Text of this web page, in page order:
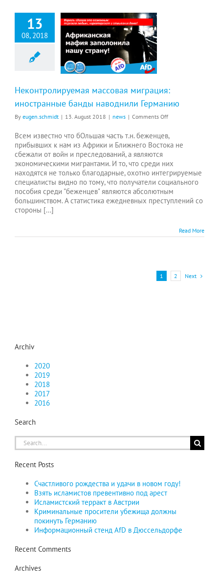
13
08, 2018
Неконтролируемая массовая миграция:
иностранные банды наводнили Германию
By eugen.schmidt | 13. August 2018 | news | Comments Offon
массовая
миграция:
наводнили
Германию
Всем известно что бОльшая часть т.н. беженцев,
прибывших к нам из Африки и Ближнего Востока не
сбежали от войн и преследований, а являются
экономическими мигрантами. И то, что среди них
находятся не только благодарные, охотно интегрируемые
специалисты видно по тому, что получатели социального
пособия среди "беженцев" являются абсолютным
большинством. A cтатистика ежедневных преступлений со
стороны [...]
Read More
1 2 Next
Archiv
2020
2019
2018
2017
2016
Search
Search
for:
Recent Posts
Счастливого рождества и удачи в новом году!
Взять исламистов превентивно под арест
Исламистский терракт в Австрии
Криминальные просители убежища должны
покинуть Германию
Информационный стенд AfD в Дюссельдорфе
Recent Comments
Archives